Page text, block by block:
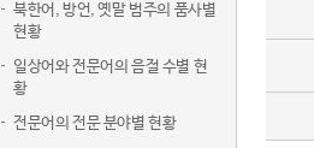
북한어, 방언, 옛말 범주의 품사별
현황
일상어와 전문어의 음절 수별 현
황
전문어의 전문 분야별 현황